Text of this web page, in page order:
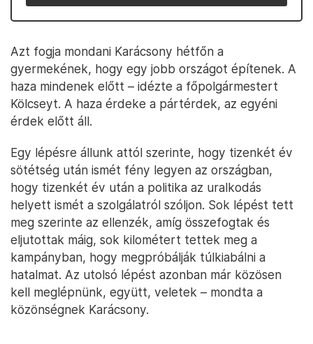
Azt fogja mondani Karácsony hétfőn a
gyermekének, hogy egy jobb országot építenek. A
haza mindenek előtt – idézte a főpolgármestert
Kölcseyt. A haza érdeke a pártérdek, az egyéni
érdek előtt áll.
Egy lépésre állunk attól szerinte, hogy tizenkét év
sötétség után ismét fény legyen az országban,
hogy tizenkét év után a politika az uralkodás
helyett ismét a szolgálatról szóljon. Sok lépést tett
meg szerinte az ellenzék, amíg összefogtak és
eljutottak máig, sok kilométert tettek meg a
kampányban, hogy megpróbálják túlkiabálni a
hatalmat. Az utolsó lépést azonban már közösen
kell meglépnünk, együtt, veletek – mondta a
közönségnek Karácsony.